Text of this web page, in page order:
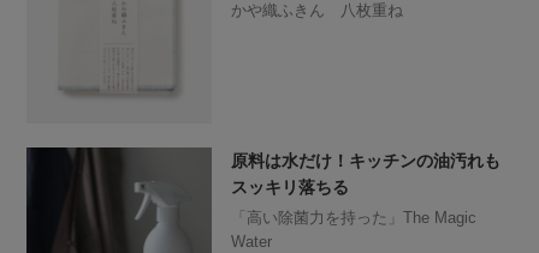
かや織ふきん 八枚重ね
原料は水だけ！キッチンの油汚れも
スッキリ落ちる
「高い除菌力を持った」The Magic
Water